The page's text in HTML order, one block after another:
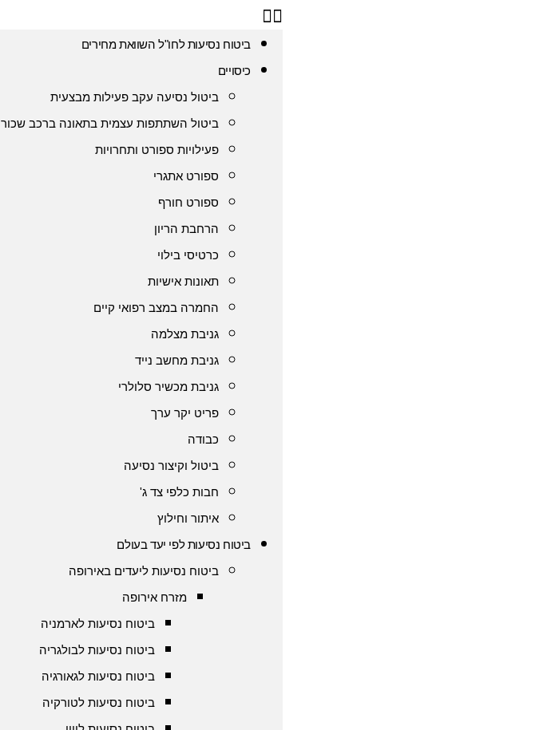
ביטוח נסיעות לחו"ל השוואת מחירים
כיסויים
ביטול נסיעה עקב פעילות מבצעית
ביטול השתתפות עצמית בתאונה ברכב שכור
פעילויות ספורט ותחרויות
ספורט אתגרי
ספורט חורף
הרחבת הריון
כרטיסי בילוי
תאונות אישיות
החמרה במצב רפואי קיים
גניבת מצלמה
גניבת מחשב נייד
גניבת מכשיר סלולרי
פריט יקר ערך
כבודה
ביטול וקיצור נסיעה
חבות כלפי צד ג'
איתור וחילוץ
ביטוח נסיעות לפי יעד בעולם
ביטוח נסיעות ליעדים באירופה
מזרח אירופה
ביטוח נסיעות לארמניה
ביטוח נסיעות לבולגריה
ביטוח נסיעות לגאורגיה
ביטוח נסיעות לטורקיה